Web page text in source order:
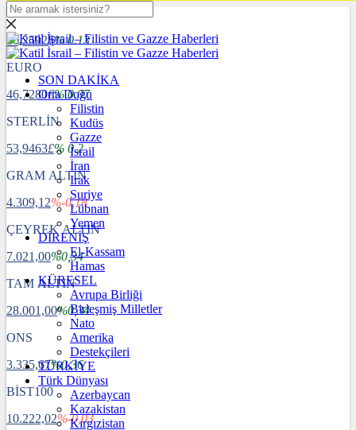
DOLAR
40,2592$% 0.13
EURO
46,7280€% 0.07
STERLİN
53,9463£% 0.2
GRAM ALTIN
4.309,12%-0,18
ÇEYREK ALTIN
7.021,00%0,34
TAM ALTIN
28.001,00%0,34
ONS
3.335,67%0,36
BİST100
10.222,02%-0,03
SON DAKİKA
Orta Doğu
Filistin
Kudüs
Gazze
İsrail
İran
Irak
Suriye
Lübnan
Yemen
DİRENİŞ
El-Kassam
Hamas
KÜRESEL
Avrupa Birliği
Birleşmiş Milletler
Nato
Amerika
Destekçileri
TÜRKİYE
Türk Dünyası
Azerbaycan
Kazakistan
Kırgızistan